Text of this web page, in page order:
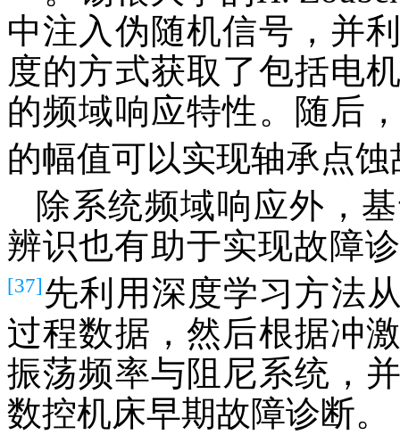
中注入伪随机信号，并
度的方式获取了包括电
的频域响应特性。随后
的幅值可以实现轴承点
除系统频域响应外，
辨识也有助于实现故障
[37]先利用深度学习方法
过程数据，然后根据冲
振荡频率与阻尼系统，
数控机床早期故障诊断。